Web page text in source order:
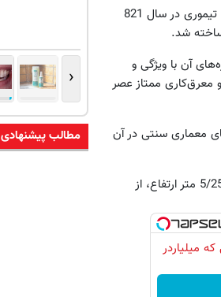
، دختر امیر غیاث الدین ترخان، از امرای جغتایی، همسر شاهرخ تیموری در سال 821
شد.
آن با ویژگی و
معرق‌کاری ممتاز عصر
معماری سنتی در آن
به‌ویژه ایوان جنوبی مسجد به نام ایوان مقصوره، با حدود 500 متر مربع مساحت، 37 متر طول و 5/25 متر ارتفاع، از
میلیاردر
‹
مطالب پیشنهادی